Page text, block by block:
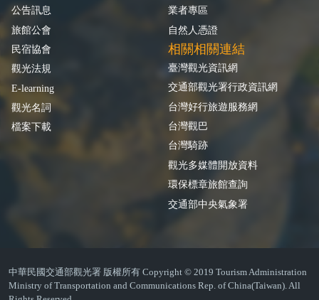
公告訊息
旅館公會
民宿協會
觀光法規
E-learning
觀光名詞
檔案下載
業者專區
自然人憑證
相關相關連結
臺灣觀光資訊網
交通部觀光署行政資訊網
台灣好行旅遊服務網
台灣觀巴
台灣騎跡
觀光多媒體開放資料
環保標章旅館查詢
交通部中央氣象署
中華民國交通部觀光署 版權所有 Copyright © 2019 Tourism Administration
Ministry of Transportation and Communications Rep. of China(Taiwan). All